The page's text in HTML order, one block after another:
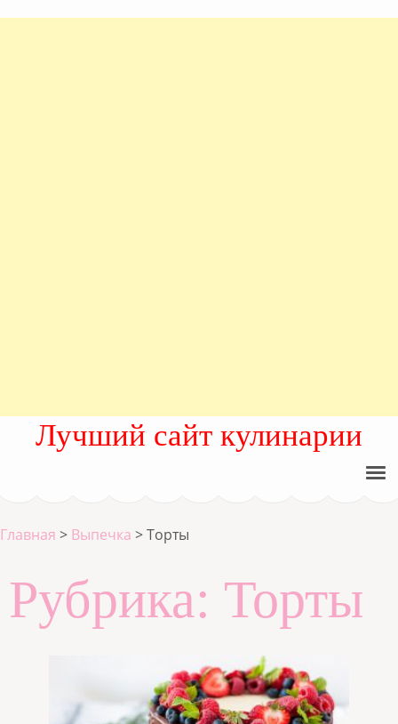
Лучший сайт кулинарии
Главная > Выпечка >Торты
Рубрика: Торты